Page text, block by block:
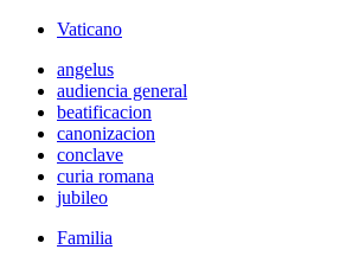
Vaticano
angelus
audiencia general
beatificacion
canonizacion
conclave
curia romana
jubileo
Familia